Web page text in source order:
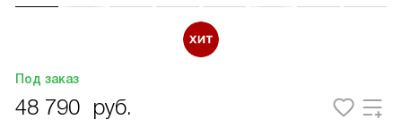
Под заказ
48 790 руб.